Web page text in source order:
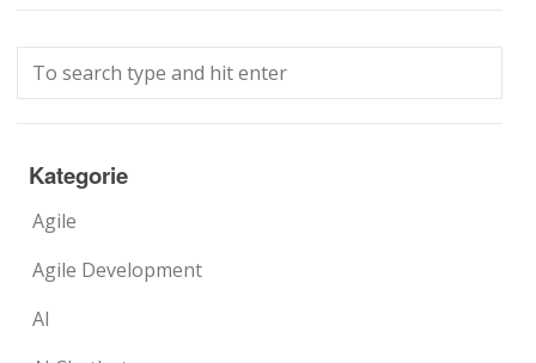
Kategorie
Agile
Agile Development
AI